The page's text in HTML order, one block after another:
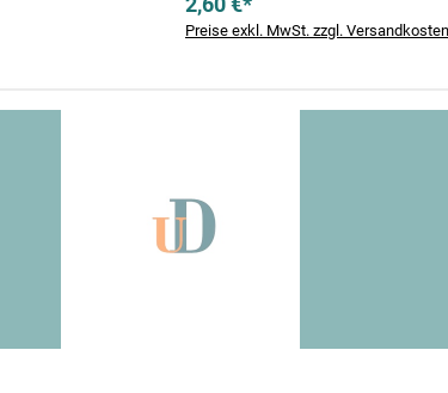
Preise exkl. MwSt. zzgl. Versandkosten